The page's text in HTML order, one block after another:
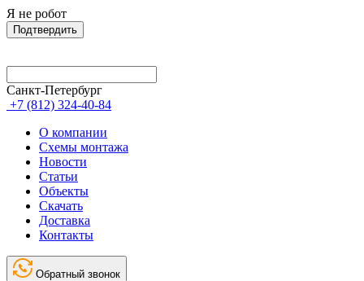
Я не робот
Подтвердить
Санкт-Петербург
+7 (812) 324-40-84
О компании
Схемы монтажа
Новости
Статьи
Объекты
Скачать
Доставка
Контакты
Обратный звонок